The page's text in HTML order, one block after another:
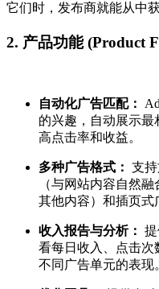
它们时，发布商就能从中获
2. 产品功能 (Product
自动化广告匹配：
的兴趣，自动展示
高点击率和收益。
多种广告格式： 支
（与网站内容自然
其他内容）和插页式
收入报告与分析：
看每日收入、点击次
不同广告单元的表现